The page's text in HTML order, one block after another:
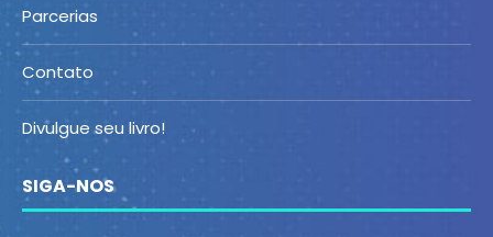
Parcerias
Contato
Divulgue seu livro!
SIGA-NOS